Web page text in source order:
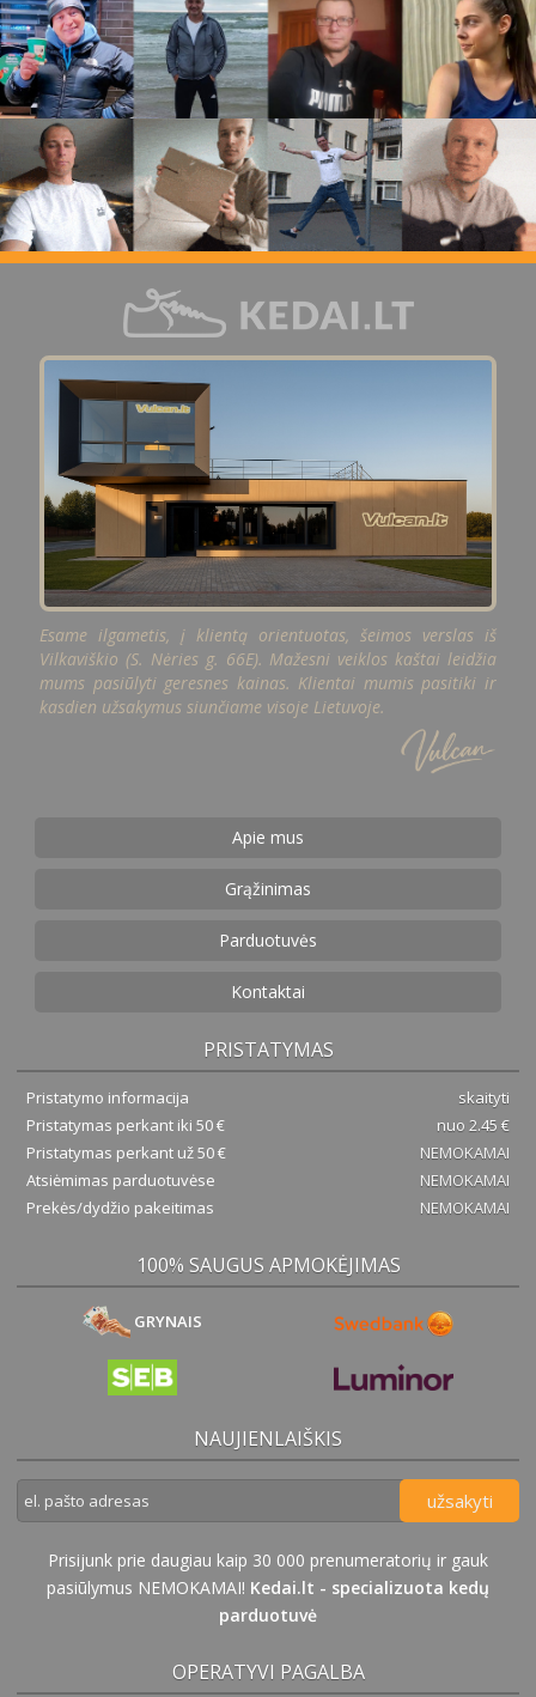
Esame ilgametis, į klientą orientuotas, šeimos verslas iš
Vilkaviškio (S. Nėries g. 66E). Mažesni veiklos kaštai leidžia
mums pasiūlyti geresnes kainas. Klientai mumis pasitiki ir
kasdien užsakymus siunčiame visoje Lietuvoje.
Apie mus
Grąžinimas
Parduotuvės
Kontaktai
PRISTATYMAS
Pristatymo informacija
skaityti
Pristatymas perkant iki 50 €
nuo 2.45 €
Pristatymas perkant už 50 €
NEMOKAMAI
Atsiėmimas parduotuvėse
NEMOKAMAI
Prekės/dydžio pakeitimas
NEMOKAMAI
100% SAUGUS APMOKĖJIMAS
GRYNAIS
NAUJIENLAIŠKIS
užsakyti
Prisijunk prie daugiau kaip 30 000 prenumeratorių ir gauk
pasiūlymus NEMOKAMAI! Kedai.lt - specializuota kedų
parduotuvė
OPERATYVI PAGALBA